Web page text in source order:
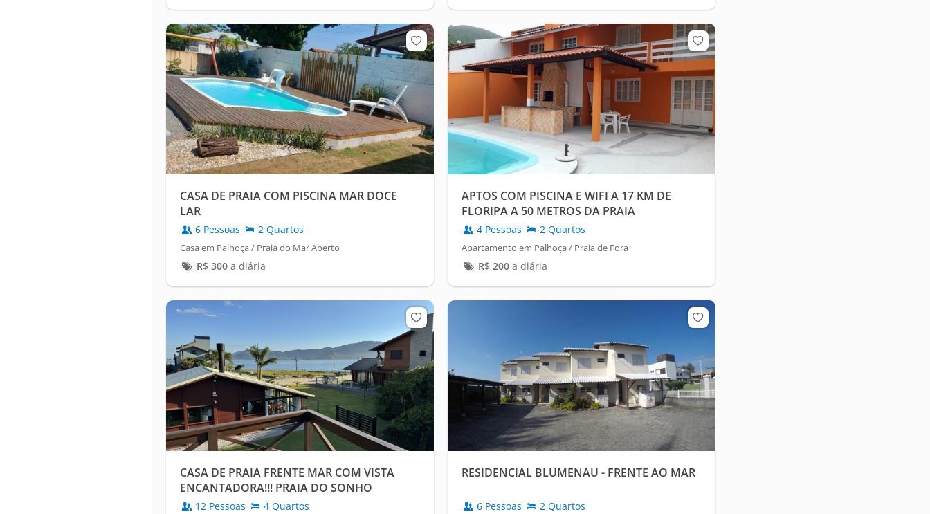
CASA DE PRAIA COM PISCINA MAR DOCE
LAR
6 Pessoas 2 Quartos
Casa em Palhoça / Praia do Mar Aberto
R$ 300a diária
APTOS COM PISCINA E WIFI A 17 KM DE
FLORIPA A 50 METROS DA PRAIA
4 Pessoas 2 Quartos
Apartamento em Palhoça / Praia de Fora
R$ 200a diária
CASA DE PRAIA FRENTE MAR COM VISTA
ENCANTADORA!!! PRAIA DO SONHO
12 Pessoas 4 Quartos
RESIDENCIAL BLUMENAU - FRENTE AO MAR
6 Pessoas 2 Quartos